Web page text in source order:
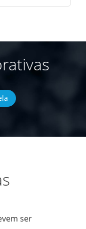
ser